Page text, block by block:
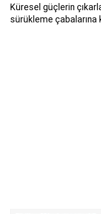
Küresel güçlerin
sürükleme çabalarına